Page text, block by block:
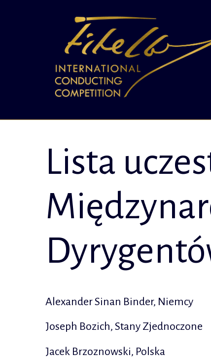
Lista
Alexander Sinan Binder, Niemcy
Joseph Bozich, Stany Zjednoczone
Jacek Brzoznowski, Polska